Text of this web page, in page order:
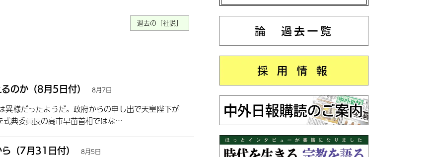
過去の「社説」
のか（8月5日付） 8月7日
様だったようだ。政府からの申し出で天皇陛下が
式典委員長の高市早苗首相ではな…
（7月31日付） 8月5日